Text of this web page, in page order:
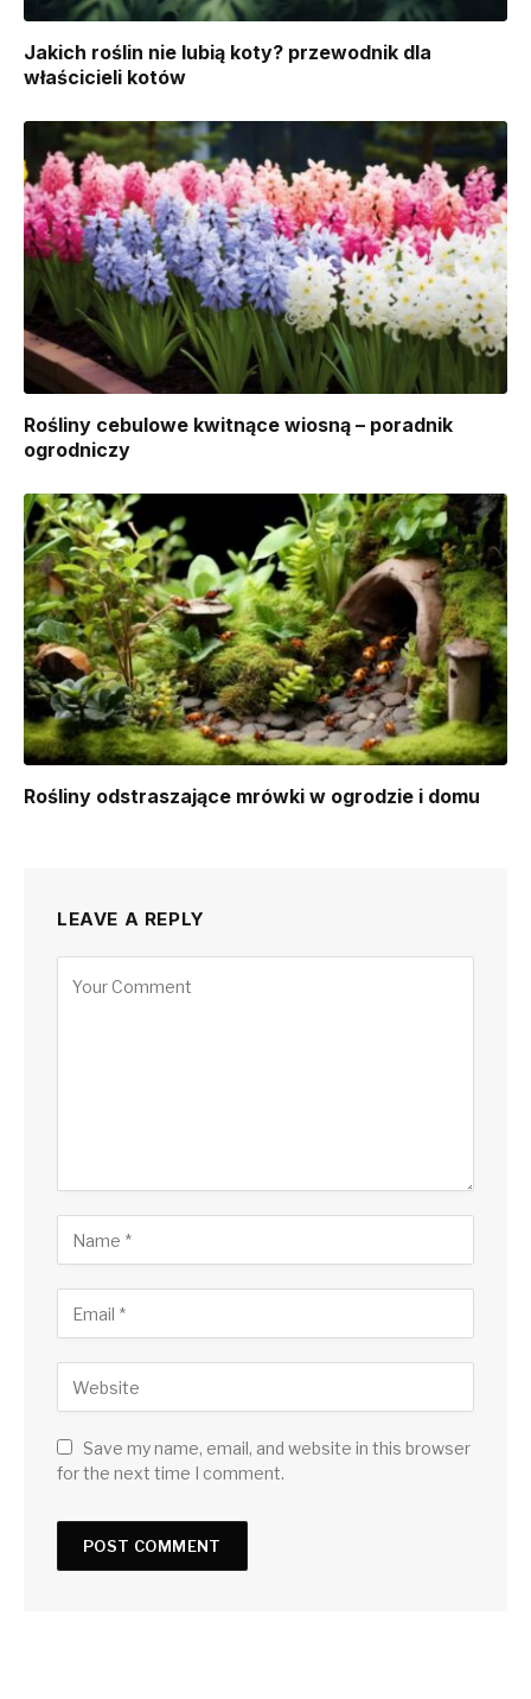
Jakich roślin nie lubią koty? przewodnik dla
właścicieli kotów
Rośliny cebulowe kwitnące wiosną – poradnik
ogrodniczy
Rośliny odstraszające mrówki w ogrodzie i domu
LEAVE A REPLY
Save my name, email, and website in this browser
for the next time I comment.